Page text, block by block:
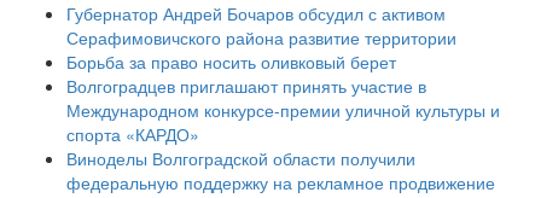
Губернатор Андрей Бочаров обсудил с активом
Серафимовичского района развитие территории
Борьба за право носить оливковый берет
Волгоградцев приглашают принять участие в
Международном конкурсе-премии уличной культуры и
спорта «КАРДО»
Виноделы Волгоградской области получили
федеральную поддержку на рекламное продвижение